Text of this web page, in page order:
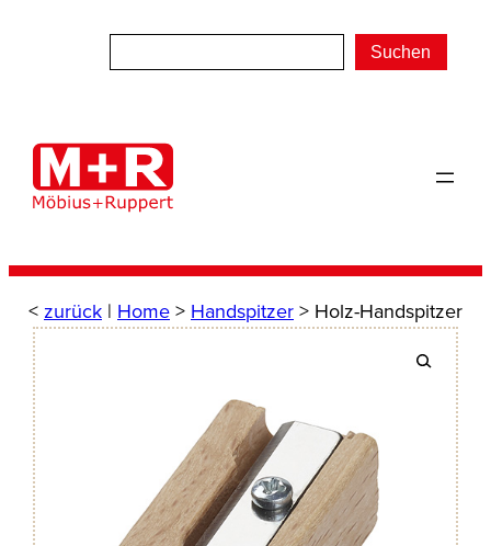
Suchen
< zurück | Home> Handspitzer> Holz-Handspitzer